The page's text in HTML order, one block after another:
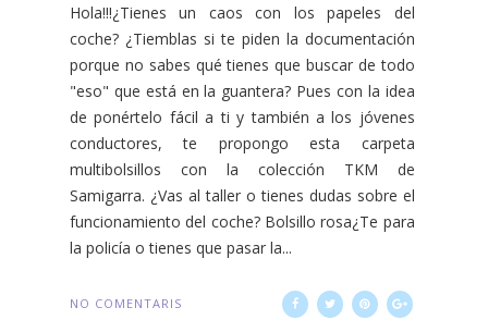
Hola!!!¿Tienes un caos con los papeles del
coche? ¿Tiemblas si te piden la documentación
porque no sabes qué tienes que buscar de todo
"eso" que está en la guantera? Pues con la idea
de ponértelo fácil a ti y también a los jóvenes
conductores, te propongo esta carpeta
multibolsillos con la colección TKM de
Samigarra. ¿Vas al taller o tienes dudas sobre el
funcionamiento del coche? Bolsillo rosa¿Te para
la policía o tienes que pasar la...
NO COMENTARIS